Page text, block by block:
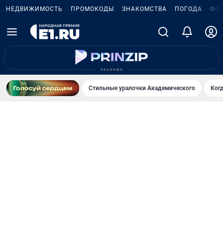
НЕДВИЖИМОСТЬ ПРОМОКОДЫ ЗНАКОМСТВА ПОГОДА
Стильные уралочки Академического